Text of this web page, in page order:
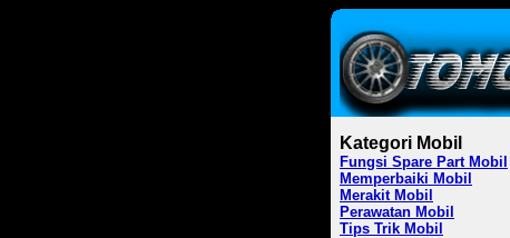
Kategori Mobil
Fungsi Spare Part Mobil
Memperbaiki Mobil
Merakit Mobil
Perawatan Mobil
Tips Trik Mobil